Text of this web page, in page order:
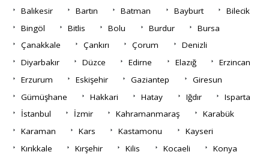
Balıkesir
Bartın Batman Bayburt
Bilecik
Bingöl
Bitlis Bolu Burdur
Bursa
Çanakkale
Çankırı Çorum
Denizli
Diyarbakır
Düzce Edirne Elazığ
Erzincan
Erzurum
Eskişehir Gaziantep
Giresun
Gümüşhane
Hakkari Hatay Iğdır
Isparta
İstanbul
İzmir Kahramanmaraş
Karabük
Karaman
Kars Kastamonu
Kayseri
Kırıkkale
Kırşehir Kilis Kocaeli
Konya